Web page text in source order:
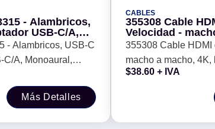
- Alambricos,
USB-C/A,
Microsoft
- Alambricos, USB-C
C/A, Monoaural,
Teams
Más Detalles
CABLES
355308 Cable
Velocidad -
blindado,
negro
355308 Cable HDMI
macho a macho,
1.5m, Color negro
$38.60 + IVA